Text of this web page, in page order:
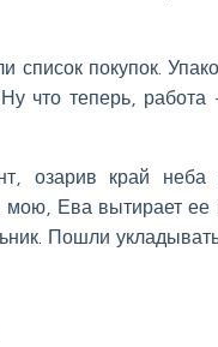
список покупок.
что теперь, работа
озарив край неба
мою, Ева вытирает ее
Пошли